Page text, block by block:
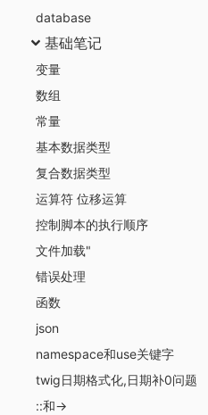
database
基础笔记
变量
数组
常量
基本数据类型
复合数据类型
运算符 位移运算
控制脚本的执行顺序
文件加载"
错误处理
函数
json
namespace和use关键字
twig日期格式化,日期补0问题
::和->